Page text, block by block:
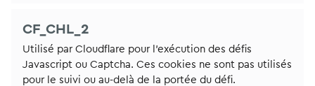
CF_CHL_2
Utilisé par Cloudflare pour l'exécution des défis
Javascript ou Captcha. Ces cookies ne sont pas utilisés
pour le suivi ou au-delà de la portée du défi.